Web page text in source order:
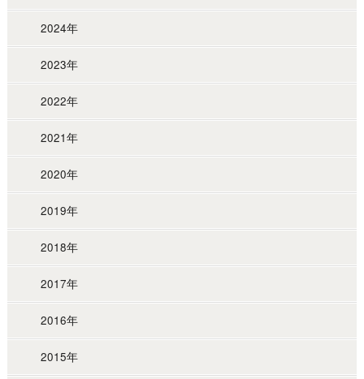
2024年
2023年
2022年
2021年
2020年
2019年
2018年
2017年
2016年
2015年